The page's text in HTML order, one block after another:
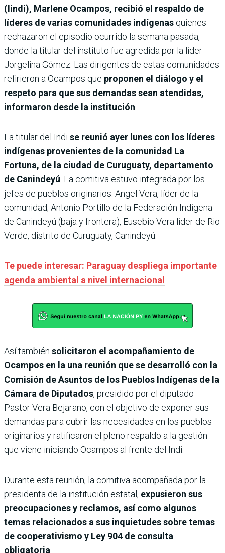
(Iindi), Marlene Ocampos, recibió el respaldo de
líderes de varias comunidades indígenas quienes
rechazaron el episodio ocurrido la semana pasada,
donde la titular del instituto fue agredida por la líder
Jorgelina Gómez. Las dirigentes de estas comunidades
refirieron a Ocampos que proponen el diálogo y el
respeto para que sus demandas sean atendidas,
informaron desde la institución
La titular del Indi se reunió ayer lunes con los líderes
indígenas provenientes de la comunidad La
Fortuna, de la ciudad de Curuguaty, departamento
de Canindeyú . La comitiva estuvo integrada por los
jefes de pueblos originarios: Angel Vera, líder de la
comunidad; Antonio Portillo de la Federación Indígena
de Canindeyú (baja y frontera), Eusebio Vera líder de Rio
Verde, distrito de Curuguaty, Canindeyú.
Te puede interesar: Paraguay despliega importante
agenda ambiental a nivel internacional
Así también solicitaron el acompañamiento de
Ocampos en la una reunión que se desarrolló con la
Comisión de Asuntos de los Pueblos Indígenas de la
Cámara de Diputados, presidido por el diputado
Pastor Vera Bejarano, con el objetivo de exponer sus
demandas para cubrir las necesidades en los pueblos
originarios y ratificaron el pleno respaldo a la gestión
que viene iniciando Ocampos al frente del Indi.
Durante esta reunión, la comitiva acompañada por la
presidenta de la institución estatal, expusieron sus
preocupaciones y reclamos, así como algunos
temas relacionados a sus inquietudes sobre temas
de cooperativismo y Ley 904 de consulta
obligatoria